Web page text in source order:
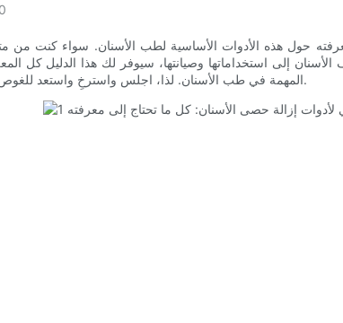
حول هذه الأدوات الأساسية لطب الأسنان. سواء كنت
إلى استخداماتها وصيانتها، سيوفر لك هذا الدليل كل
المهمة في طب الأسنان. لذا، اجلس واسترخِ واستعد للغوص في عالم أدوات تنظيف الأسنان الحجرية الرائع.